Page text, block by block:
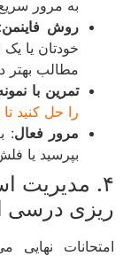
به مرور سریع‌تر
روش فاینمن:
خودتان یا یک
مطالب بهتر در
تمرین با
را حل کنید تا
مرور فعال:
بپرسید یا
مدیریت
درسی
نهایی